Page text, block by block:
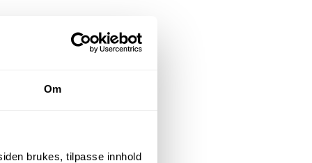
Om
brukes, tilpasse innhold